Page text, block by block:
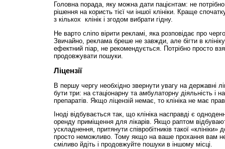
Головна порада, яку можна дати пацієнтам: не
рішення на користь тієї чи іншої клініки. Краще
з кількох клінік і згодом вибрати гідну.
Не варто сліпо вірити рекламі, яка розповідає про
Звичайно, реклама бреше не завжди, але бігти в
ефектний піар, не рекомендується. Потрібно просто
продовжувати пошуки.
Ліцензії
В першу чергу необхідно звернути увагу на державні
бути три: на стаціонарну та амбулаторну діяльність і
препаратів. Якщо ліцензій немає, то клініка не має
Іноді відбувається так, що клініка насправді є
оренду приміщення для лікарів. Якщо раптом
ускладнення, притянути співробітників такої «клініки»
просто неможливо. Тому якщо на ваше прохання вам
сміливо йдіть і продовжуйте пошуки в іншому місці.